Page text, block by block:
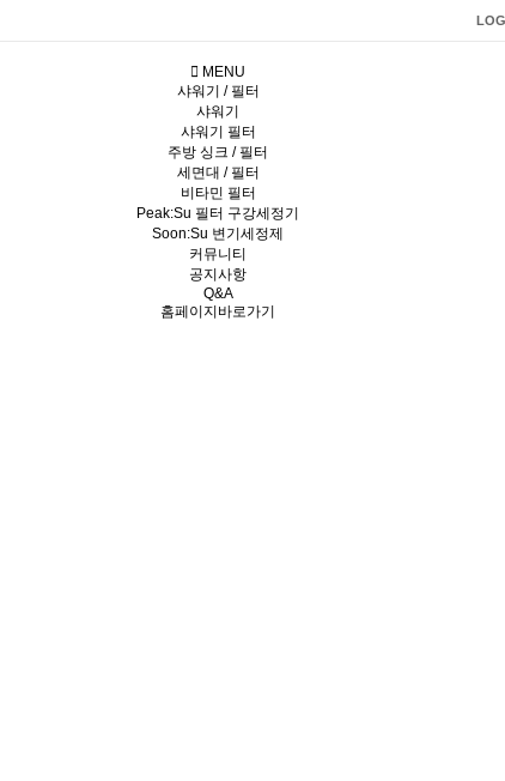
MENU
샤워기 / 필터
샤워기
샤워기 필터
주방 싱크 / 필터
세면대 / 필터
비타민 필터
Peak:Su 필터 구강세정기
Soon:Su 변기세정제
커뮤니티
공지사항
Q&A
홈페이지바로가기